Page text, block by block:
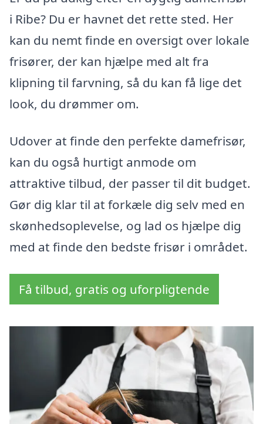
i Ribe? Du er havnet det rette sted. Her
kan du nemt finde en oversigt over lokale
frisører, der kan hjælpe med alt fra
klipning til farvning, så du kan få lige det
look, du drømmer om.
Udover at finde den perfekte damefrisør,
kan du også hurtigt anmode om
attraktive tilbud, der passer til dit budget.
Gør dig klar til at forkæle dig selv med en
skønhedsoplevelse, og lad os hjælpe dig
med at finde den bedste frisør i området.
Få tilbud, gratis og uforpligtende